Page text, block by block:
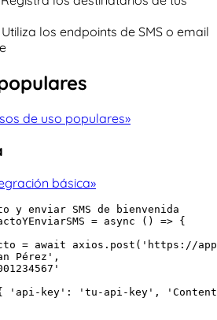
Utiliza los endpoints de SMS o email
de uso populares»
básica»
y enviar SMS de bienvenida
= async ()
=> {
= await axios . post ( ' https://
Pérez ' ,
'
' api-key ' : ' tu-api-key ' , '